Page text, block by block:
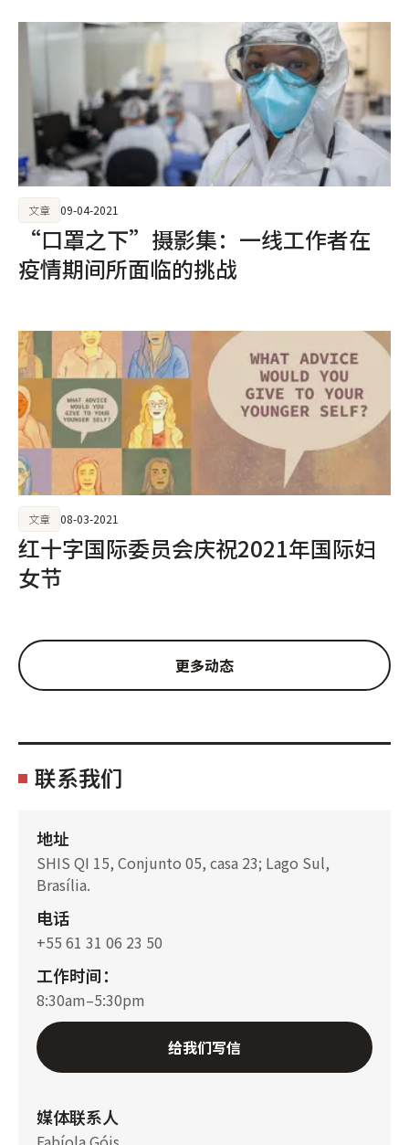
“口罩之下”摄影集：一线工作者在
疫情期间所面临的挑战
文章 09-04-2021
红十字国际委员会庆祝2021年国际妇
女节
文章 08-03-2021
更多动态
联系我们
地址
SHIS QI 15, Conjunto 05, casa 23; Lago Sul,
Brasília.
电话
+55 61 31 06 23 50
工作时间：
8:30am–5:30pm
给我们写信
媒体联系人